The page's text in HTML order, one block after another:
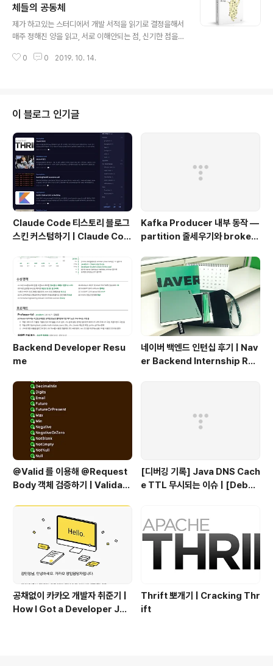
book.co.kr 1. Redis의 이해 문서 : redis.io/ 소스 : git
hub.com/redis/redis 커맨드 : redis.io/commands
Redis의 주요 특징 key-value 스토어 : 단순 스트링에
대한 Key/Value 구조를 지원..
체들의 공동체
제가 하고있는 스터디에서 개발 서적을 읽기로 결정을해서
매주 정해진 양을 읽고, 서로 이해안되는 점, 신기한 점을
헷갈렸던 점을 다른 박스로 구분하려합니다! 0. 개요 0-1.
물로 생각하지만 실제로는 X (철학적 의미로 생각) But, 실
제로 연관성은 희미하다 (사상 이해에 효과적으로 사용하
는 통념) 객체지향 프로그래밍의 목적 = 새로운 세계의 창
조 1. SW 객체의 자율성 (authonomous) : 상태와 행위
를 캡슐화(encapsulation) 2. 객체는 협력..
0 0 2019. 10. 14.
이 블로그 인기글
Claude Code 티스토리 블로그
스킨 커스텀하기 | Claude Cod
og Skin
Kafka Producer 내부 동작 —
partition 줄세우기와 broker
Backend Developer Resu
me
네이버 백엔드 인턴십 후기 | Nav
er Backend Internship Rev
@Valid 를 이용해 @Request
Body 객체 검증하기 | Validati
[디버깅 기록] Java DNS Cach
e TTL 무시되는 이슈 | [Debug
공채없이 카카오 개발자 취준기 |
How I Got a Developer Job
Thrift 뽀개기 | Cracking Thr
ift